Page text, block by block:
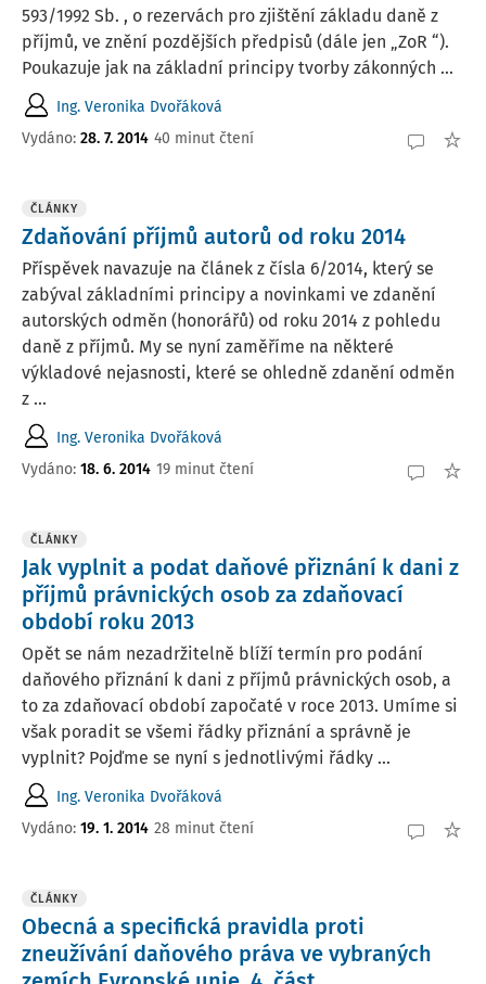
593/1992 Sb. , o rezervách pro zjištění základu daně z
příjmů, ve znění pozdějších předpisů (dále jen „ZoR “).
Poukazuje jak na základní principy tvorby zákonných ...
Ing. Veronika Dvořáková
Vydáno: 28. 7. 2014 40 minut čtení
ČLÁNKY
Zdaňování příjmů autorů od roku 2014
Příspěvek navazuje na článek z čísla 6/2014, který se
zabýval základními principy a novinkami ve zdanění
autorských odměn (honorářů) od roku 2014 z pohledu
daně z příjmů. My se nyní zaměříme na některé
výkladové nejasnosti, které se ohledně zdanění odměn
z ...
Ing. Veronika Dvořáková
Vydáno: 18. 6. 2014 19 minut čtení
ČLÁNKY
Jak vyplnit a podat daňové přiznání k dani z
příjmů právnických osob za zdaňovací
období roku 2013
Opět se nám nezadržitelně blíží termín pro podání
daňového přiznání k dani z příjmů právnických osob, a
to za zdaňovací období započaté v roce 2013. Umíme si
však poradit se všemi řádky přiznání a správně je
vyplnit? Pojďme se nyní s jednotlivými řádky ...
Ing. Veronika Dvořáková
Vydáno: 19. 1. 2014 28 minut čtení
ČLÁNKY
Obecná a specifická pravidla proti
zneužívání daňového práva ve vybraných